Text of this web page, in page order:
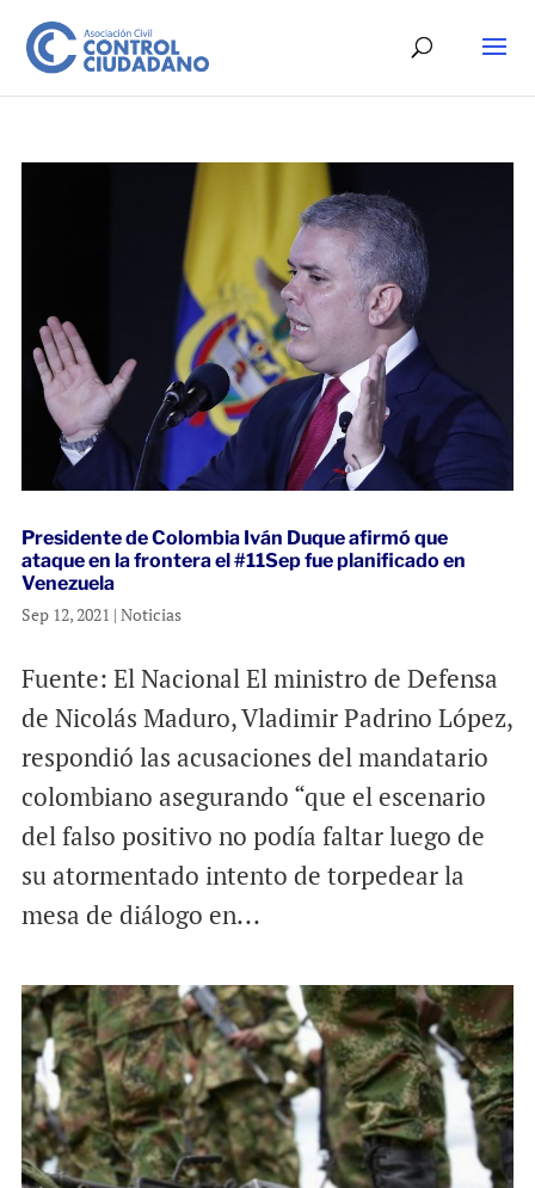
Presidente de Colombia Iván Duque afirmó que
ataque en la frontera el #11Sep fue planificado en
Venezuela
Sep 12, 2021 | Noticias
Fuente: El Nacional El ministro de Defensa
de Nicolás Maduro, Vladimir Padrino López,
respondió las acusaciones del mandatario
colombiano asegurando “que el escenario
del falso positivo no podía faltar luego de
su atormentado intento de torpedear la
mesa de diálogo en...